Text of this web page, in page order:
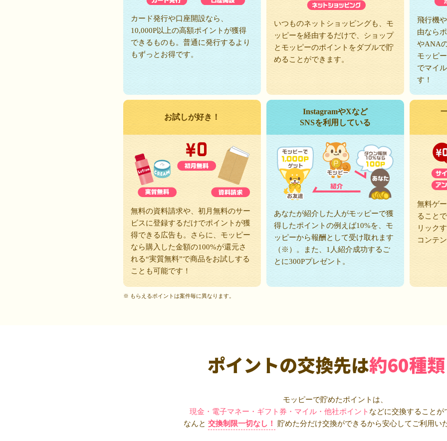
カード発行や口座開設なら、
10,000P以上の高額ポイントが獲得
できるものも。普通に発行するより
もずっとお得です。
いつものネットショッピングも、モ
ッピーを経由するだけで、ショップ
とモッピーのポイントをダブルで貯
めることができます。
飛行機
由なら
やANA
モッピ
でマイ
す！
お試しが好き！
無料の資料請求や、初月無料のサー
ビスに登録するだけでポイントが獲
得できる広告も。さらに、モッピー
なら購入した金額の100%が還元さ
れる“実質無料”で商品をお試しする
ことも可能です！
InstagramやXなど
SNSを利用している
あなたが紹介した人がモッピーで獲
得したポイントの例えば10%を、モ
ッピーから報酬として受け取れます
（※）。また、1人紹介成功するご
とに300Pプレゼント。
無料ゲ
ること
リック
コンテ
※ もらえるポイントは案件毎に異なります。
ポイントの交換先は約60種類
モッピーで貯めたポイントは、
現金・電子マネー・ギフト券・マイル・他社ポイント などに交換することが
なんと 交換制限一切なし！ 貯めた分だけ交換ができるから安心してご利用い